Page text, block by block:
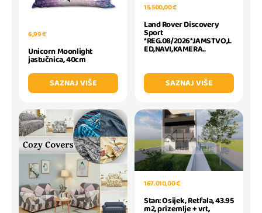
6,99 €
Unicorn Moonlight
jastučnica, 40cm
SAZNAJ VIŠE
15.500,00 €
Land Rover Discovery
Sport
*REG.08/2026*JAMSTVO,L
ED,NAVI,KAMERA..
SAZNAJ VIŠE
167.010,00 €
Stan: Osijek, Retfala, 43.95
m2, prizemlje + vrt,